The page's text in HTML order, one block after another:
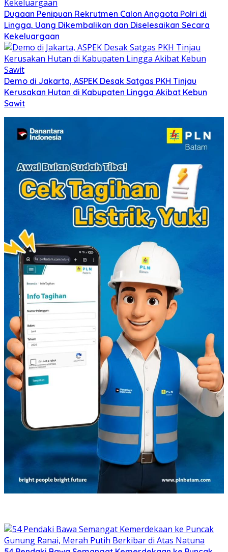
Dugaan Penipuan Rekrutmen Calon Anggota Polri di
Lingga, Uang Dikembalikan dan Diselesaikan Secara
Kekeluargaan
Demo di Jakarta, ASPEK Desak Satgas PKH Tinjau
Kerusakan Hutan di Kabupaten Lingga Akibat Kebun
Sawit